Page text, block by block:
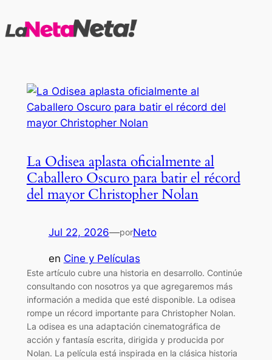
al
La Odisea aplasta oficialmente al
Caballero Oscuro para batir el récord
del mayor Christopher Nolan
Jul 22, 2026—porNeto
en Cine y Películas
Este artículo cubre una historia en desarrollo. Continúe
consultando con nosotros ya que agregaremos más
información a medida que esté disponible. La odisea
rompe un récord importante para Christopher Nolan.
La odisea es una adaptación cinematográfica de
acción y fantasía escrita, dirigida y producida por
Nolan. La película está inspirada en la clásica historia